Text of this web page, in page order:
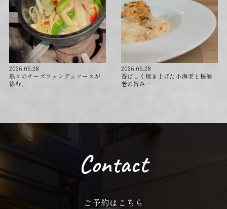
2026.06.28
⁡熱々のチーズフォンデュソースが
絡む、…
2026.06.28
香ばしく焼き上げた小海老と桜海
老の旨み…
Contact
ご予約はこちら